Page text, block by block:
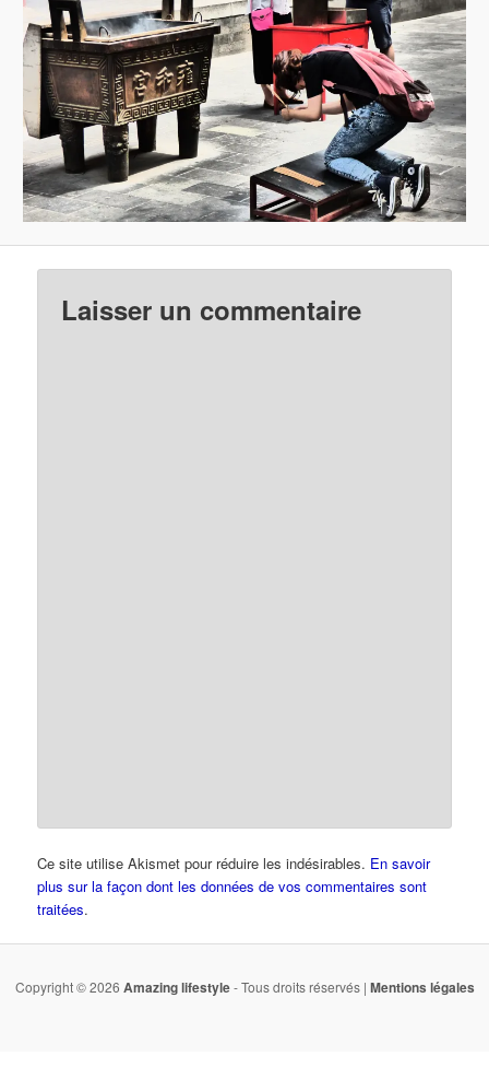
Laisser un commentaire
Ce site utilise Akismet pour réduire les indésirables. En savoir
plus sur la façon dont les données de vos commentaires sont
traitées.
Copyright © 2026 Amazing lifestyle- Tous droits réservés | Mentions légales